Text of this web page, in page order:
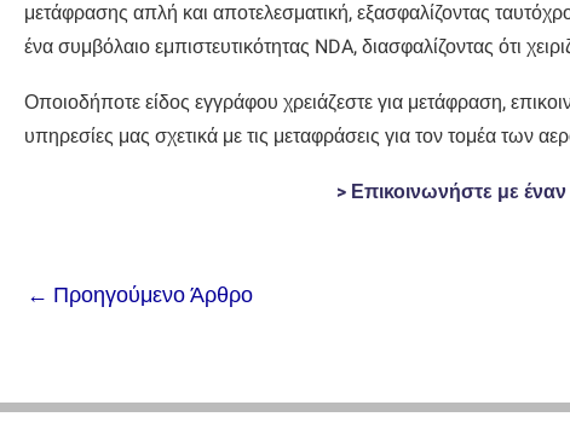
μετάφρασης απλή και αποτελεσματική, εξασφαλίζοντας
ένα συμβόλαιο εμπιστευτικότητας NDA, διασφαλίζοντας ότι
Οποιοδήποτε είδος εγγράφου χρειάζεστε για μετάφραση,
υπηρεσίες μας σχετικά με τις μεταφράσεις για τον τομέα των
> Επικοινωνήστε με
← Προηγούμενο Άρθρο